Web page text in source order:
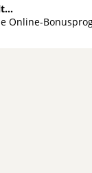
Online-